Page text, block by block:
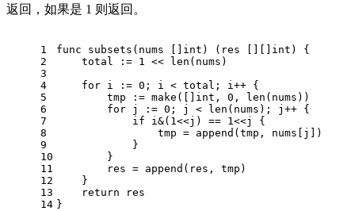
返回，如果是 1 则返回。
1
2
3
4
5
6
7
8
9
10
11
12
13
14
func subsets (nums [] int ) (res [][] int ) {
    total :=
1 << len (nums)
for i := 0 ; i < total; i++ {
        tmp :=
make ([] int , 0 , len (nums))
for j := 0 ; j < len (nums); j++ {
if i&( 1 <<j) == 1 <<j {
                tmp =
append (tmp, nums[j])
            }
        }
        res =
append (res, tmp)
    }
return res
}